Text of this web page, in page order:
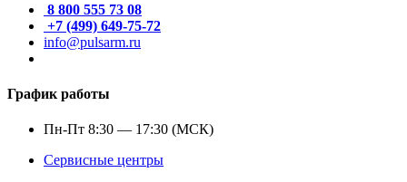
8 800 555 73 08
+7 (499) 649-75-72
info@pulsarm.ru
График работы
Пн-Пт 8:30 — 17:30 (МСК)
Сервисные центры